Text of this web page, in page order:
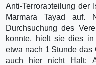
Anti-Terrorabteilung der
Marmara Tayad auf.
Durchsuchung des
konnte, hielt sie dies
etwa nach 1 Stunde das
auch hier nicht Halt: